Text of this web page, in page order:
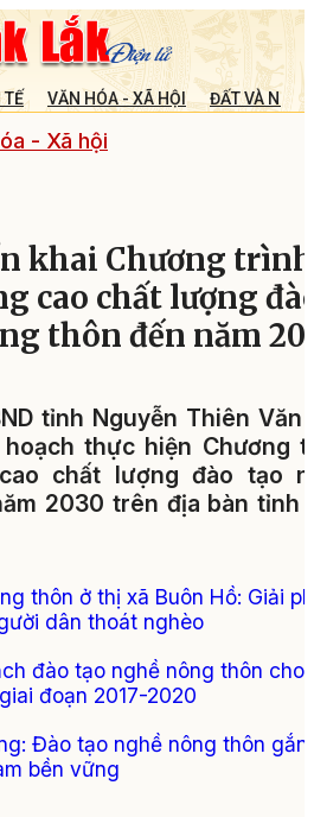
TẾ VĂN HÓA - XÃ HỘI ĐẤT VÀ
- Xã hội
khai Chương trình
cao chất lượng
thôn đến năm
tỉnh Nguyễn Thiên Văn
thực hiện Chương
chất lượng đào tạo
2030 trên địa bàn tỉnh
thôn ở thị xã Buôn Hồ: Giải
dân thoát nghèo
đào tạo nghề nông thôn cho
đoạn 2017-2020
Đào tạo nghề nông thôn gắn
bền vững